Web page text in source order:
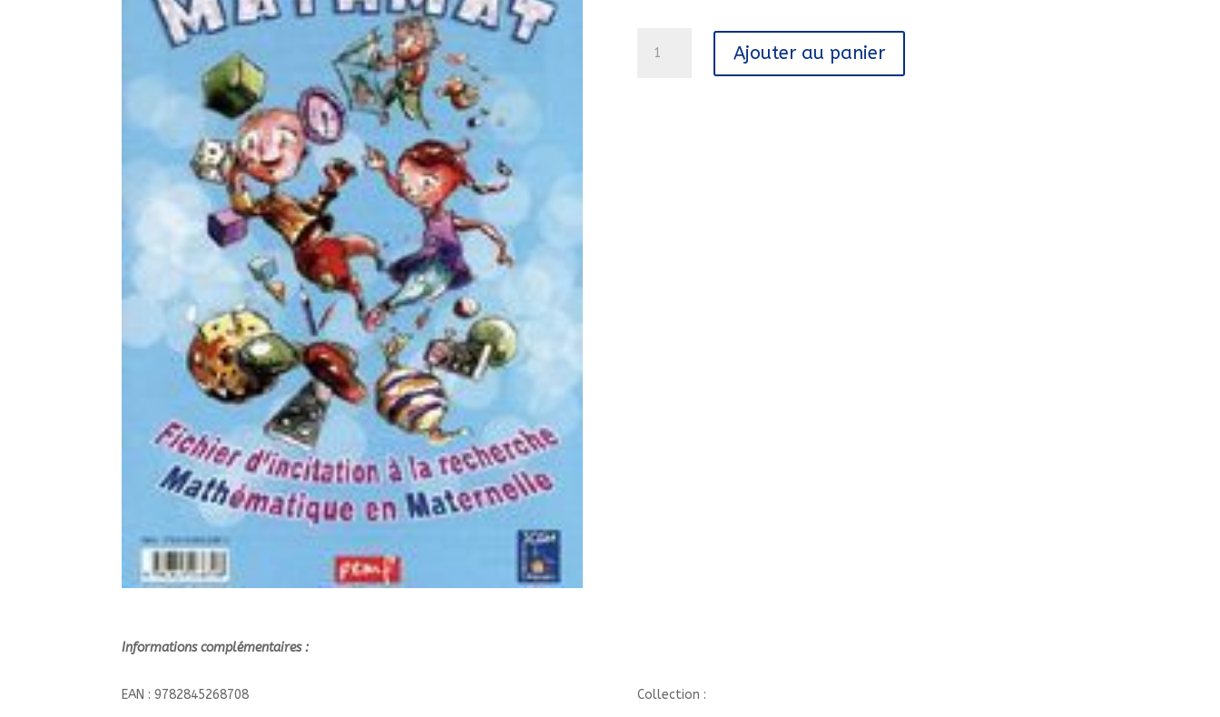
MATHMAT///PEMF/
Ajouter au panier
Informations complémentaires :
EAN : 9782845268708 Collection :